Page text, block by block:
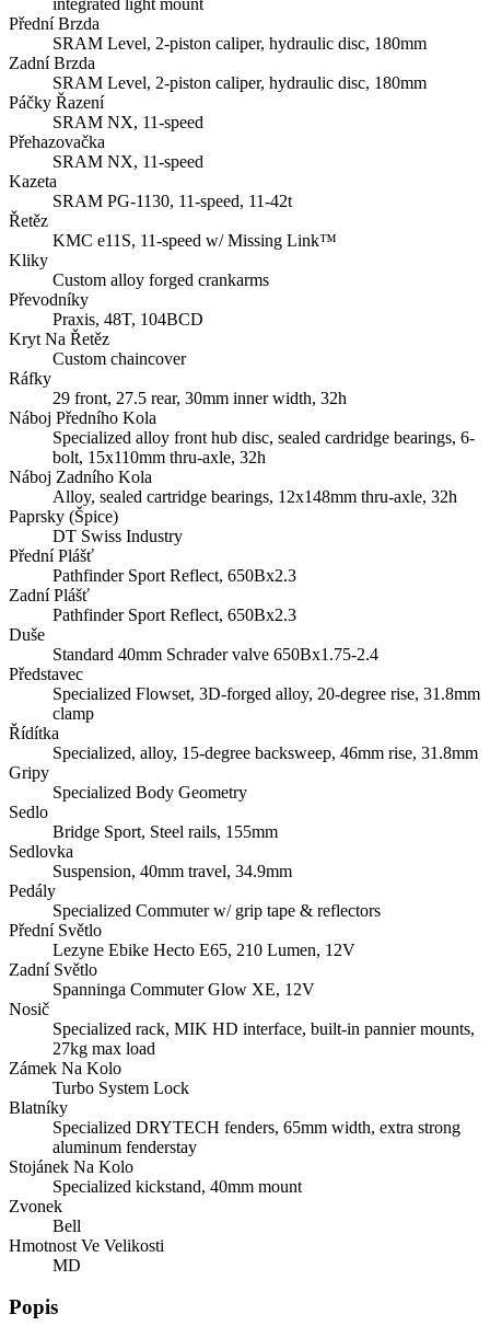
Přední Brzda
SRAM Level, 2-piston caliper, hydraulic disc, 180mm
Zadní Brzda
SRAM Level, 2-piston caliper, hydraulic disc, 180mm
Páčky Řazení
SRAM NX, 11-speed
Přehazovačka
SRAM NX, 11-speed
Kazeta
SRAM PG-1130, 11-speed, 11-42t
Řetěz
KMC e11S, 11-speed w/ Missing Link™
Kliky
Custom alloy forged crankarms
Převodníky
Praxis, 48T, 104BCD
Kryt Na Řetěz
Custom chaincover
Ráfky
29 front, 27.5 rear, 30mm inner width, 32h
Náboj Předního Kola
Specialized alloy front hub disc, sealed cardridge bearings, 6-
bolt, 15x110mm thru-axle, 32h
Náboj Zadního Kola
Alloy, sealed cartridge bearings, 12x148mm thru-axle, 32h
Paprsky (Špice)
DT Swiss Industry
Přední Plášť
Pathfinder Sport Reflect, 650Bx2.3
Zadní Plášť
Pathfinder Sport Reflect, 650Bx2.3
Duše
Standard 40mm Schrader valve 650Bx1.75-2.4
Představec
Specialized Flowset, 3D-forged alloy, 20-degree rise, 31.8mm
clamp
Řídítka
Specialized, alloy, 15-degree backsweep, 46mm rise, 31.8mm
Gripy
Specialized Body Geometry
Sedlo
Bridge Sport, Steel rails, 155mm
Sedlovka
Suspension, 40mm travel, 34.9mm
Pedály
Specialized Commuter w/ grip tape & reflectors
Přední Světlo
Lezyne Ebike Hecto E65, 210 Lumen, 12V
Zadní Světlo
Spanninga Commuter Glow XE, 12V
Nosič
Specialized rack, MIK HD interface, built-in pannier mounts,
27kg max load
Zámek Na Kolo
Turbo System Lock
Blatníky
Specialized DRYTECH fenders, 65mm width, extra strong
aluminum fenderstay
Stojánek Na Kolo
Specialized kickstand, 40mm mount
Zvonek
Bell
Hmotnost Ve Velikosti
MD
Popis